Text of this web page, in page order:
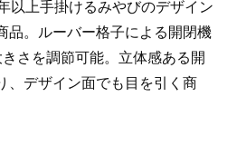
以上手掛けるみやびのデザイン
品。ルーバー格子による開閉機
さを調節可能。立体感ある開
、デザイン面でも目を引く商